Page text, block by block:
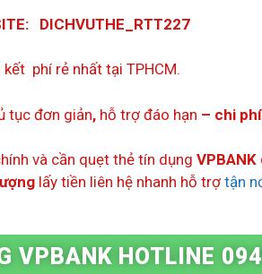
DICHVUTHE_RTT227
kết phí rẻ nhất tại TPHCM.
tục đơn giản, hỗ trợ đáo hạn – chi
và cần quẹt thẻ tín dụng
lấy tiền liên hệ nhanh hỗ trợ tận
VPBANK HOTLINE